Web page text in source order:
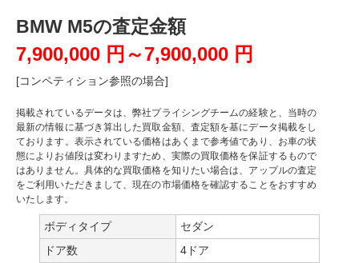
BMW M5の査定金額
7,900,000 円～7,900,000 円
[コンペティション参照の場合]
掲載されているデータは、弊社プライシングチームの経験と、当時の
最新の情報に基づき算出した買取金額、査定額を基にデータ掲載をし
ております。表示されている価格はあくまで参考値であり、お車の状
態によりお値段は変わりますため、実際の買取価格を保証するもので
はありません。具体的な買取価格を知りたい場合は、アップルの査定
をご利用いただきまして、現在の市場価格を確認することをおすすめ
いたします。
ボディタイプ
セダン
ドア数
4ドア